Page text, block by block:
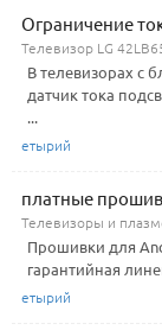
Ограничение
Телевизор LG
В телевизорах с
датчик тока
...
етырий
платные
Телевизоры и
Прошивки для
гарантийная
етырий